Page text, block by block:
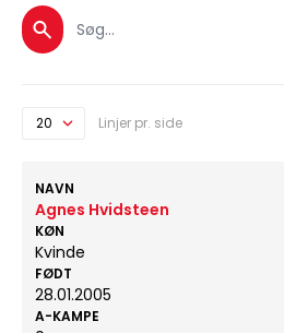
Linjer pr. side
NAVN
Agnes Hvidsteen
KØN
Kvinde
FØDT
28.01.2005
A-KAMPE